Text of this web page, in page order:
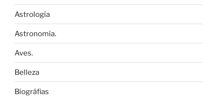
Astrología
Astronomía.
Aves.
Belleza
Biográfias